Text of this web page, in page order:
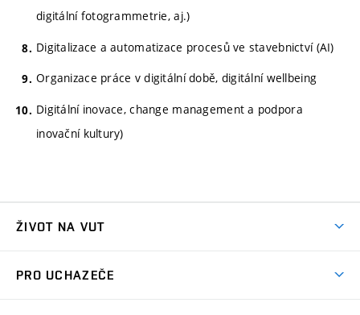
digitální fotogrammetrie, aj.)
Digitalizace a automatizace procesů ve stavebnictví (AI)
Organizace práce v digitální době, digitální wellbeing
Digitální inovace, change management a podpora
inovační kultury)
ŽIVOT NA VUT
PRO UCHAZEČE